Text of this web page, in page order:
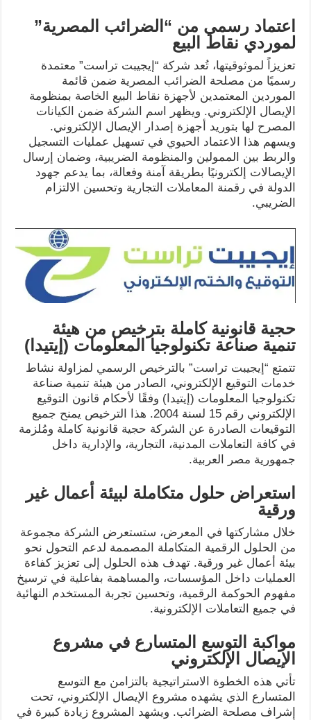
اعتماد رسمي من “الضرائب المصرية”
لموردي نقاط البيع
تعزيزاً لموثوقيتها، تُعد شركة “إيجيبت تراست” معتمدة
رسميًا من مصلحة الضرائب المصرية ضمن قائمة
الموردين المعتمدين لأجهزة نقاط البيع الخاصة بمنظومة
الإيصال الإلكتروني. ويظهر اسم الشركة ضمن الكيانات
المصرح لها بتوريد أجهزة إصدار الإيصال الإلكتروني.
ويسهم هذا الاعتماد الحيوي في تسهيل عمليات التسجيل
والربط بين الممولين والمنظومة الضريبية، وضمان إرسال
الإيصالات إلكترونيًا بطريقة آمنة وفعالة، بما يدعم جهود
الدولة في رقمنة المعاملات التجارية وتحسين الالتزام
الضريبي.
حجية قانونية كاملة بترخيص من هيئة
تنمية صناعة تكنولوجيا المعلومات (إيتيدا)
تتمتع “إيجيبت تراست” بالترخيص الرسمي لمزاولة نشاط
خدمات التوقيع الإلكتروني، الصادر من هيئة تنمية صناعة
تكنولوجيا المعلومات (إيتيدا) وفقًا لأحكام قانون التوقيع
الإلكتروني رقم 15 لسنة 2004. هذا الترخيص يمنح جميع
التوقيعات الصادرة عن الشركة حجية قانونية كاملة ومُلزمة
في كافة التعاملات المدنية، التجارية، والإدارية داخل
جمهورية مصر العربية.
استعراض حلول متكاملة لبيئة أعمال غير
ورقية
خلال مشاركتها في المعرض، ستستعرض الشركة مجموعة
من الحلول الرقمية المتكاملة المصممة لدعم التحول نحو
بيئة أعمال غير ورقية. تهدف هذه الحلول إلى تعزيز كفاءة
العمليات داخل المؤسسات، والمساهمة بفاعلية في ترسيخ
مفهوم الحوكمة الرقمية، وتحسين تجربة المستخدم النهائية
في جميع التعاملات الإلكترونية.
مواكبة التوسع المتسارع في مشروع
الإيصال الإلكتروني
تأتي هذه الخطوة الاستراتيجية بالتزامن مع التوسع
المتسارع الذي يشهده مشروع الإيصال الإلكتروني، تحت
إشراف مصلحة الضرائب. ويشهد المشروع زيادة كبيرة في